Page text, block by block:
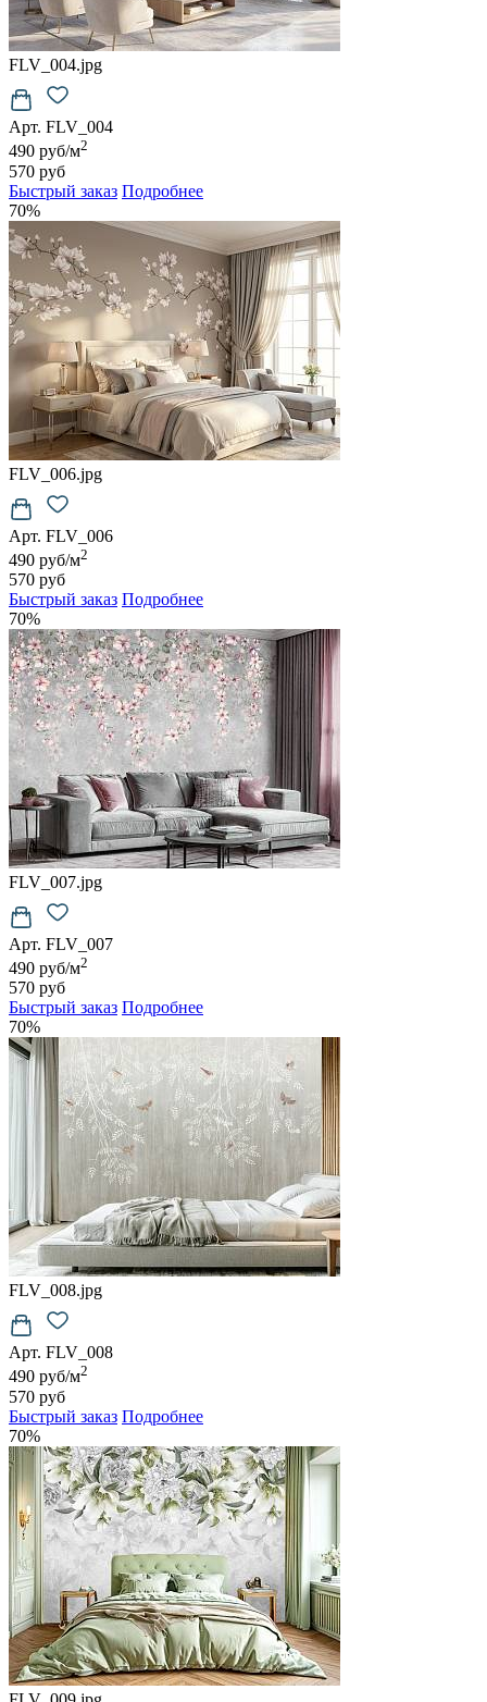
FLV_004.jpg
Арт. FLV_004
490 руб/м2
570 руб
Быстрый заказ Подробнее
70%
FLV_006.jpg
Арт. FLV_006
490 руб/м2
570 руб
Быстрый заказ Подробнее
70%
FLV_007.jpg
Арт. FLV_007
490 руб/м2
570 руб
Быстрый заказ Подробнее
70%
FLV_008.jpg
Арт. FLV_008
490 руб/м2
570 руб
Быстрый заказ Подробнее
70%